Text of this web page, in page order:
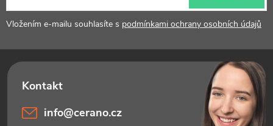
Vložením e-mailu souhlasíte s podmínkami ochrany osobních údajů
info@cerano.cz